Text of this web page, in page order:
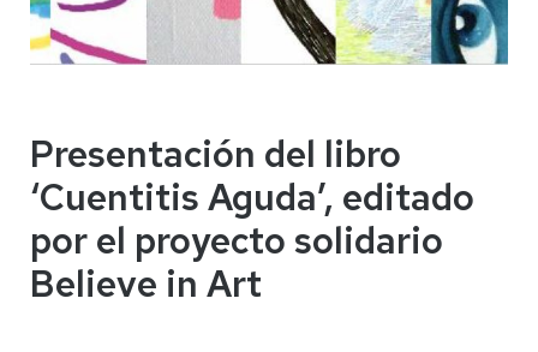
Presentación del libro
‘Cuentitis Aguda’, editado
por el proyecto solidario
Believe in Art